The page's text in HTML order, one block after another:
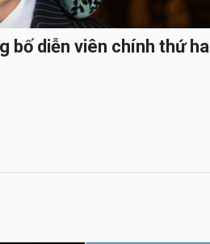
bố diễn viên chính thứ